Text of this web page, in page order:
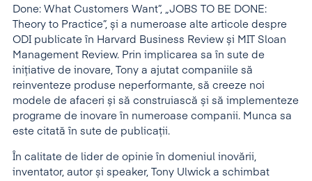
Done: What Customers Want”, „JOBS TO BE DONE:
Theory to Practice”, și a numeroase alte articole despre
ODI publicate în Harvard Business Review și MIT Sloan
Management Review. Prin implicarea sa în sute de
inițiative de inovare, Tony a ajutat companiile să
reinventeze produse neperformante, să creeze noi
modele de afaceri și să construiască și să implementeze
programe de inovare în numeroase companii. Munca sa
este citată în sute de publicații.
În calitate de lider de opinie în domeniul inovării,
inventator, autor și speaker, Tony Ulwick a schimbat